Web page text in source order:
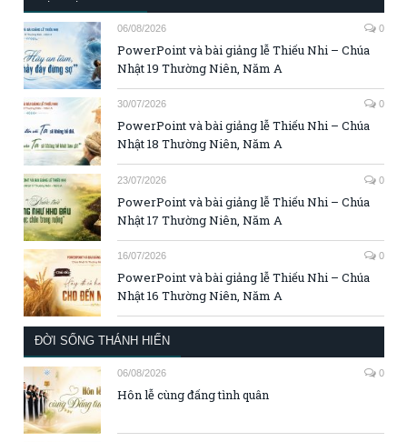
06/08/2026 0
PowerPoint và bài giảng lễ Thiếu Nhi – Chúa
Nhật 19 Thường Niên, Năm A
30/07/2026 0
PowerPoint và bài giảng lễ Thiếu Nhi – Chúa
Nhật 18 Thường Niên, Năm A
23/07/2026 0
PowerPoint và bài giảng lễ Thiếu Nhi – Chúa
Nhật 17 Thường Niên, Năm A
16/07/2026 0
PowerPoint và bài giảng lễ Thiếu Nhi – Chúa
Nhật 16 Thường Niên, Năm A
ĐỜI SỐNG THÁNH HIẾN
06/08/2026 0
Hôn lễ cùng đấng tình quân